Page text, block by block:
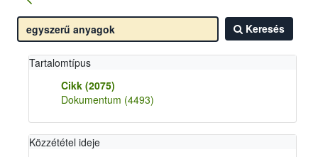
Keresés
Tartalomtípus
Cikk (2075)
Dokumentum (4493)
Közzététel ideje